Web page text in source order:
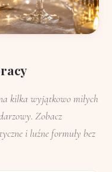
kilka wyjątkowo miłych
Zobacz
i luźne formuły bez